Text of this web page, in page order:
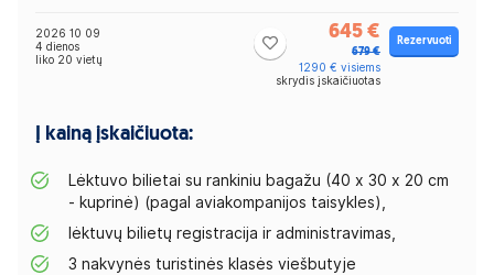
2026 10 09
4 dienos
liko 20 vietų
645 €
679 €
1290 € visiems
skrydis įskaičiuotas
Rezervuoti
Į kainą įskaičiuota:
Lėktuvo bilietai su rankiniu bagažu (40 x 30 x 20 cm
- kuprinė) (pagal aviakompanijos taisykles),
lėktuvų bilietų registracija ir administravimas,
3 nakvynės turistinės klasės viešbutyje